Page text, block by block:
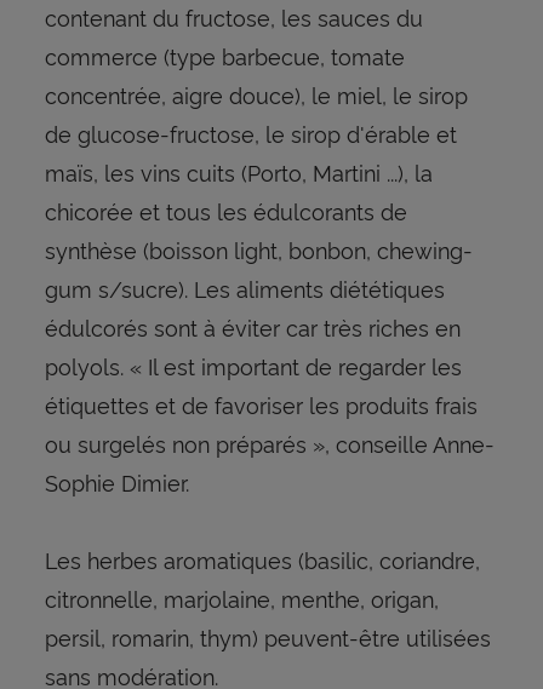
contenant du fructose, les sauces du
commerce (type barbecue, tomate
concentrée, aigre douce), le miel, le sirop
de glucose-fructose, le sirop d'érable et
maïs, les vins cuits (Porto, Martini ...), la
chicorée et tous les édulcorants de
synthèse (boisson light, bonbon, chewing-
gum s/sucre). Les aliments diététiques
édulcorés sont à éviter car très riches en
polyols. « Il est important de regarder les
étiquettes et de favoriser les produits frais
ou surgelés non préparés », conseille Anne-
Sophie Dimier.
Les herbes aromatiques (basilic, coriandre,
citronnelle, marjolaine, menthe, origan,
persil, romarin, thym) peuvent-être utilisées
sans modération.